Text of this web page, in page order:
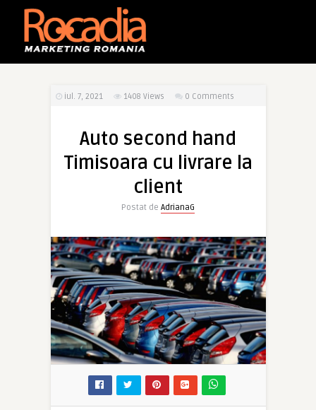
iul. 7, 2021 1408 Views 0 Comments
Auto second hand
Timisoara cu livrare la
client
Postat de AdrianaG